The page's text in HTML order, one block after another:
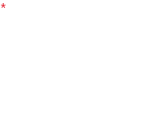
*